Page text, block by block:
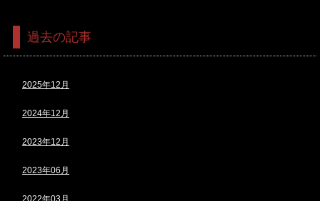
過去の記事
2025年12月
2024年12月
2023年12月
2023年06月
2022年03月